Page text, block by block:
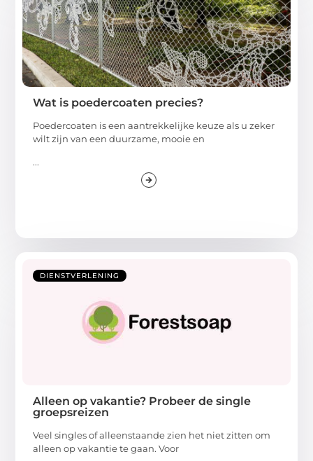
Wat is poedercoaten precies?
Poedercoaten is een aantrekkelijke keuze als u zeker
wilt zijn van een duurzame, mooie en
...
DIENSTVERLENING
Alleen op vakantie? Probeer de single
groepsreizen
Veel singles of alleenstaande zien het niet zitten om
alleen op vakantie te gaan. Voor